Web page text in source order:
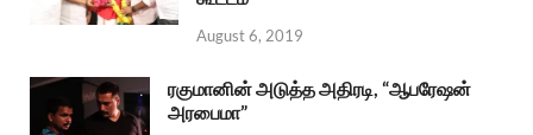
August 6, 2019
ரகுமானின் அடுத்த அதிரடி, “ஆபரேஷன்
அரபைமா”